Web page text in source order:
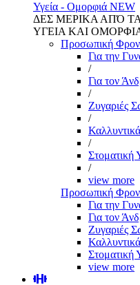
Υγεία - Ομορφιά NEW
ΔΕΣ ΜΕΡΙΚΑ ΑΠΌ
ΥΓΕΙΑ ΚΑΙ
Προσωπική
Για την
/
Για τον
/
Ζυγαριές
/
/
Στοματική
/
view more
Προσωπική
Για την
Για τον
Ζυγαριές
Στοματική
view more